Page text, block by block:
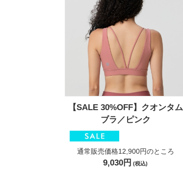
【SALE 30%OFF】クオンタム
ブラ／ピンク
通常販売価格12,900円のところ
9,030円 (税込)